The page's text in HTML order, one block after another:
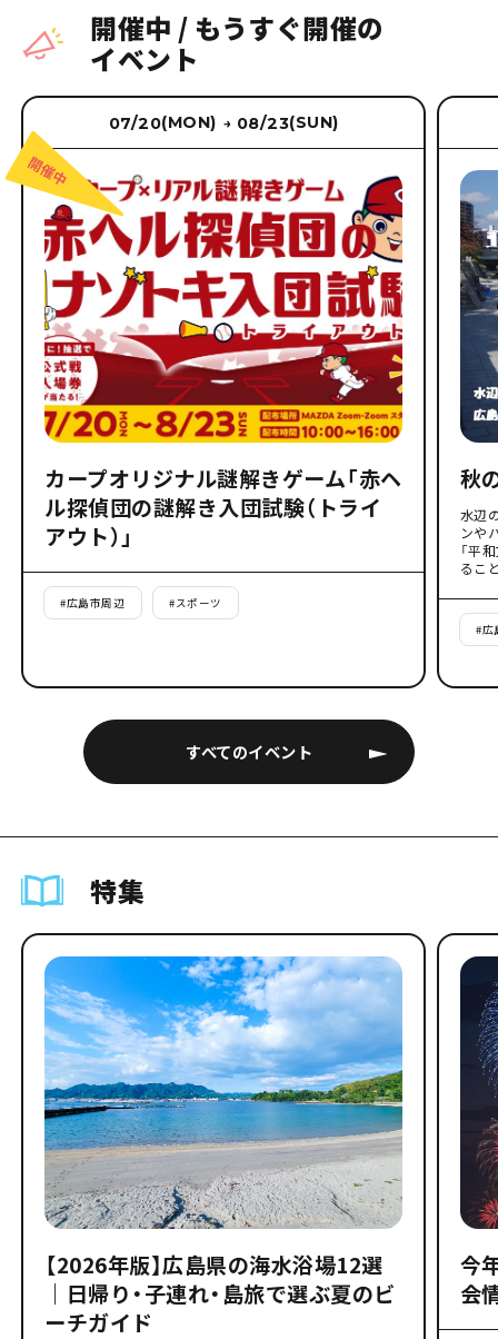
開催中 / もうすぐ開催の
イベント
すべてのイベント
07/20(MON) → 08/23(SUN)
カープオリジナル謎解きゲーム「赤ヘ
ル探偵団の謎解き入団試験（トライ
アウト）」
#広島市周辺 #スポーツ
秋
水辺
ンや
「平
るこ
#広
特集
【2026年版】広島県の海水浴場12選
｜日帰り・子連れ・島旅で選ぶ夏のビ
ーチガイド
今
会